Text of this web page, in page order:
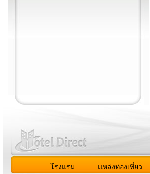
โรงแรม แหล่งท่องเที่ยว